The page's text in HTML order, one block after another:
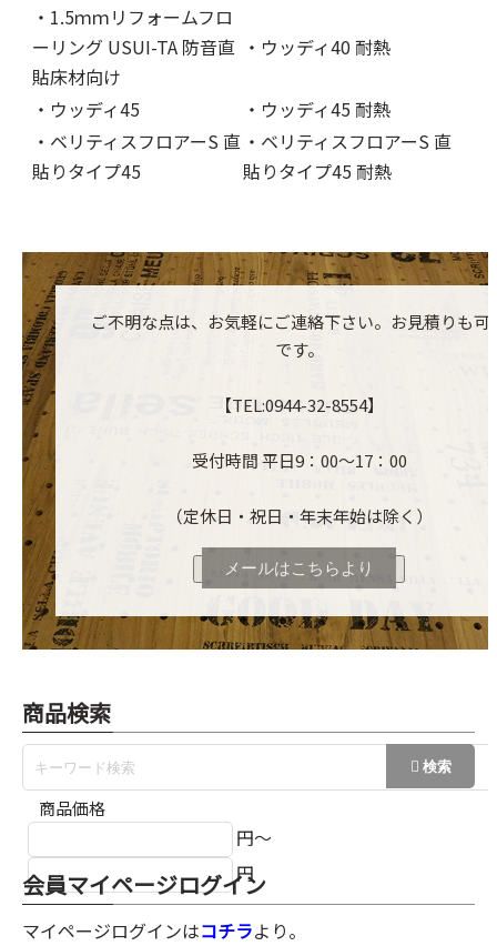
・1.5ｍｍリフォームフロ
ーリング USUI-TA 防音直
貼床材向け
・ウッディ40 耐熱
・ウッディ45
・ウッディ45 耐熱
・ベリティスフロアーS 直
貼りタイプ45
・ベリティスフロアーS 直
貼りタイプ45 耐熱
ご不明な点は、お気軽にご連絡下さい。お見積りも可
です。
【TEL:0944-32-8554】
受付時間 平日9：00～17：00
（定休日・祝日・年末年始は除く）
メールはこちらより
商品検索
商品価格
円～
円
会員マイページログイン
マイページログインはコチラより。